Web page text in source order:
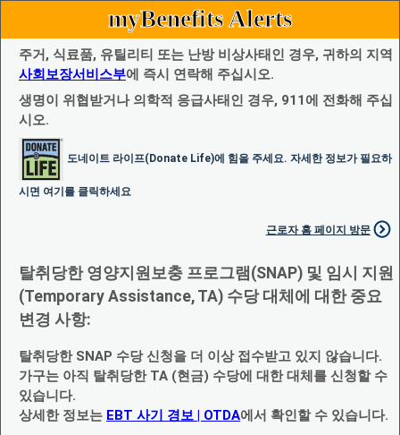
myBenefits Alerts
주거, 식료품, 유틸리티 또는 난방 비상사태인 경우, 귀하의 지역
사회보장서비스부에 즉시 연락해 주십시오.
생명이 위협받거나 의학적 응급사태인 경우, 911에 전화해 주십
시오.
도네이트 라이프(Donate Life)에 힘을 주세요. 자세한 정보가 필요하
시면 여기를 클릭하세요
근로자 홈 페이지 방문
탈취당한 영양지원보충 프로그램(SNAP) 및 임시 지원
(Temporary Assistance, TA) 수당 대체에 대한 중요
변경 사항:
탈취당한 SNAP 수당 신청을 더 이상 접수받고 있지 않습니다.
가구는 아직 탈취당한 TA (현금) 수당에 대한 대체를 신청할 수
있습니다.
상세한 정보는 EBT 사기 경보 | OTDA에서 확인할 수 있습니다.